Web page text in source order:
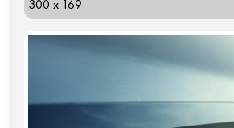
300 x 169